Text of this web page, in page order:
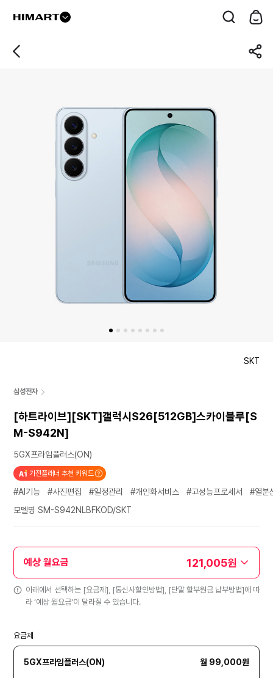
SKT
삼성전자
[하트라이브][SKT]갤럭시S26[512GB]스카이블루[S
M-S942N]
5GX프라임플러스(ON)
가전플래너 추천 키워드
#AI기능 #사진편집 #일정관리 #개인화서비스 #고성능프로세서
#열분
모델명 SM-S942NLBFKOD/SKT
예상 월요금 121,005원
아래에서 선택하는 [요금제], [통신사할인방법], [단말 할부원금 납부방법]에 따
라 ‘예상 월요금'이 달라질 수 있습니다.
요금제
5GX프라임플러스(ON) 월 99,000원